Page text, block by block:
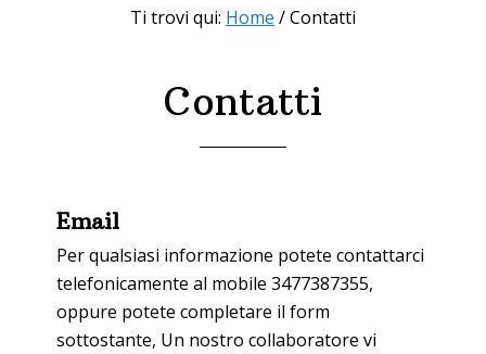
Ti trovi qui: Home /Contatti
Contatti
Email
Per qualsiasi informazione potete contattarci
telefonicamente al mobile 3477387355,
oppure potete completare il form
sottostante, Un nostro collaboratore vi